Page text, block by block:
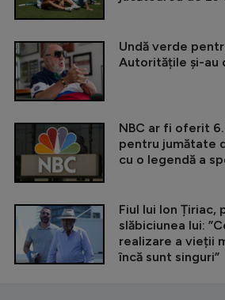
Undă verde
Autoritățile și-au
NBC ar fi oferit
pentru jumătate
cu o legendă a
Fiul lui Ion Țiriac,
slăbiciunea lui:
realizare a vieții
încă sunt singuri”